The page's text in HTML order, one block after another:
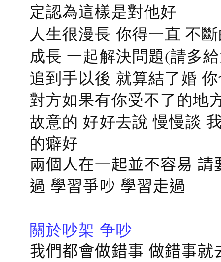
定認為這樣是對他好
人生很漫長 你得一直 不
成長 一起解決問題(請多
追到手以後 就算結了婚
對方如果有你受不了的地
故意的 好好去說 慢慢談
的癖好
兩個人在一起並不容易
過 學習爭吵 學習走過
關於吵架 争吵
我們都會做錯事 做錯事